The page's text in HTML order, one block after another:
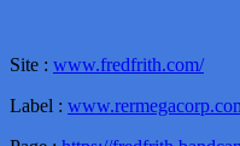
Site : www.fredfrith.com/
Label :